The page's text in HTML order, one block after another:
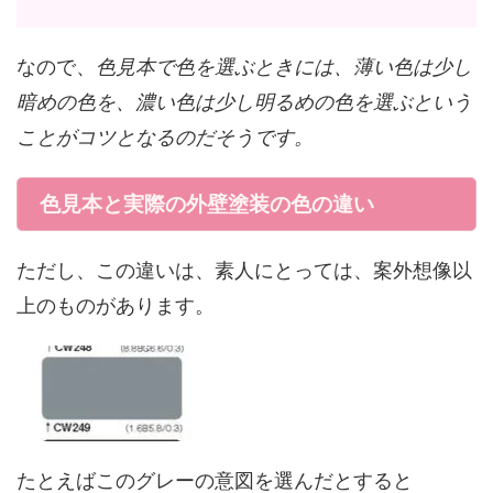
なので、 色見本で色を選ぶときには、薄い色は少し
暗めの色を、濃い色は少し明るめの色を選ぶという
ことがコツとなるのだそうです。
色見本と実際の外壁塗装の色の違い
ただし、この違いは、素人にとっては、案外想像以
上のものがあります。
たとえばこのグレーの意図を選んだとすると